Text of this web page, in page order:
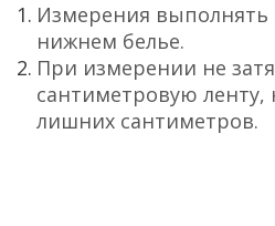
Измерения выполнять
нижнем белье.
При измерении не
сантиметровую ленту,
лишних сантиметров.